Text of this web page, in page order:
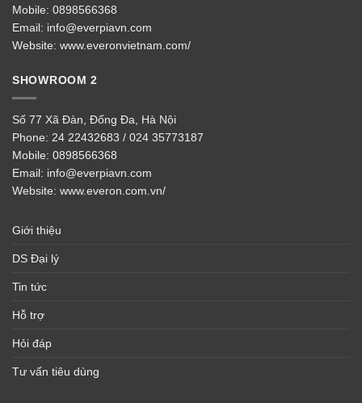
Mobile: 0898566368
Email: info@everpiavn.com
Website: www.everonvietnam.com/
SHOWROOM 2
Số 77 Xã Đàn, Đống Đa, Hà Nội
Phone: 24 22432683 / 024 35773187
Mobile: 0898566368
Email: info@everpiavn.com
Website: www.everon.com.vn/
Giới thiệu
DS Đại lý
Tin tức
Hỗ trợ
Hỏi đáp
Tư vấn tiêu dùng